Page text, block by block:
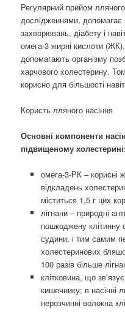
Регулярний прийом
дослідженнями,
захворювань, діабету і
омега-3 жирні кислоти (ЖК),
допомагають організму
харчового холестерину.
корисно для більшості
Користь лляного насіння
Основні компоненти
підвищеному
омега-3-РК – корисні
відкладень
міститься 1,5 г цих
лігнани – природні
пошкоджену клітинну
судини, і тим самим
холестеринових
100 разів більше
клітковина, що
кишечнику; в насінні
нерозчинні волокна